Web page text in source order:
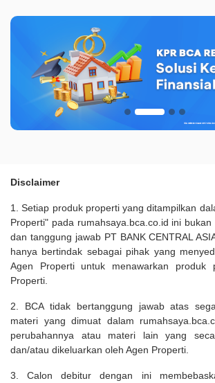
Disclaimer
1. Setiap produk properti yang ditampilkan
Properti" pada rumahsaya.bca.co.id ini
dan tanggung jawab PT BANK CENTRAL
hanya bertindak sebagai pihak yang
Agen Properti untuk menawarkan produk
Properti.
2. BCA tidak bertanggung jawab atas
materi yang dimuat dalam
perubahannya atau materi lain yang
dan/atau dikeluarkan oleh Agen Properti.
3. Calon debitur dengan ini